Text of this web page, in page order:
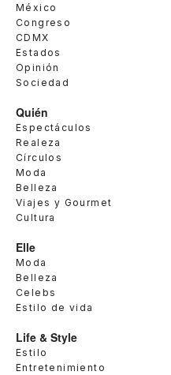
México
Congreso
CDMX
Estados
Opinión
Sociedad
Quién
Espectáculos
Realeza
Círculos
Moda
Belleza
Viajes y Gourmet
Cultura
Elle
Moda
Belleza
Celebs
Estilo de vida
Life & Style
Estilo
Entretenimiento